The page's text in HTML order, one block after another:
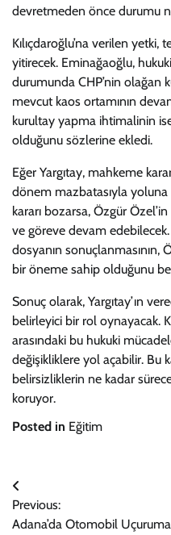
devretmeden önce durumu
Kılıçdaroğlu’na verilen
yitirecek. Eminağaoğlu,
durumunda CHP’nin olağan
mevcut kaos ortamının
kurultay yapma ihtimalinin
olduğunu sözlerine ekledi.
Eğer Yargıtay, mahkeme
dönem mazbatasıyla yoluna
kararı bozarsa, Özgür
ve göreve devam edebilecek.
dosyanın sonuçlanmasının,
bir öneme sahip olduğunu
Sonuç olarak, Yargıtay’ın
belirleyici bir rol oynayacak.
arasındaki bu hukuki
değişikliklere yol açabilir. Bu
belirsizliklerin ne kadar
koruyor.
Posted in Eğitim
Yazı
gezinmesi
Previous:
Adana’da Otomobil Uçuruma